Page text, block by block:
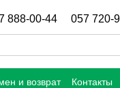
888-00-44 057 720-
и возврат Контакты